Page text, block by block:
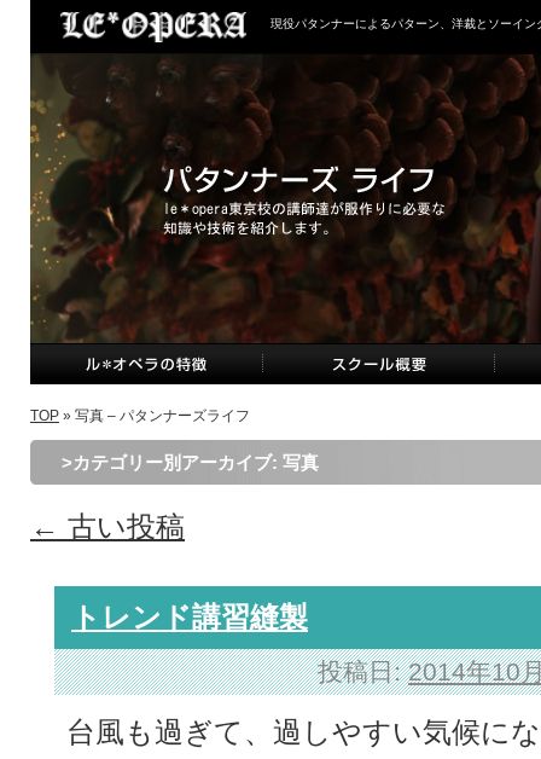
現役パタンナーによるパターン、洋裁とソーイン
TOP » 写真 – パタンナーズライフ
>カテゴリー別アーカイブ: 写真
← 古い投稿
トレンド講習縫製
投稿日: 2014年10
台風も過ぎて、過しやすい気候に